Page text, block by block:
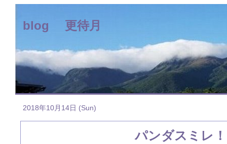
blog 更待月
2018年10月14日 (Sun)
パンダスミレ！